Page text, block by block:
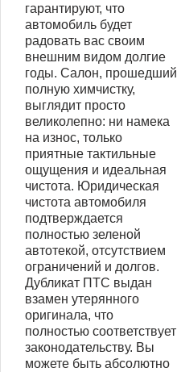
гарантируют, что
автомобиль будет
радовать вас своим
внешним видом долгие
годы. Салон, прошедший
полную химчистку,
выглядит просто
великолепно: ни намека
на износ, только
приятные тактильные
ощущения и идеальная
чистота. Юридическая
чистота автомобиля
подтверждается
полностью зеленой
автотекой, отсутствием
ограничений и долгов.
Дубликат ПТС выдан
взамен утерянного
оригинала, что
полностью соответствует
законодательству. Вы
можете быть абсолютно